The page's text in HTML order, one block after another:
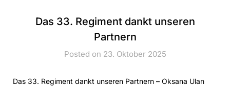
Das 33. Regiment dankt unseren
Partnern
Posted on 23. Oktober 2025
Das 33. Regiment dankt unseren Partnern – Oksana Ulan